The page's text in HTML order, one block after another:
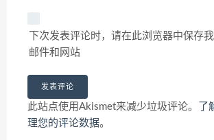
下次发表评论时，请在此浏览器中保存
邮件和网站
此站点使用Akismet来减少垃圾评论。
理您的评论数据。